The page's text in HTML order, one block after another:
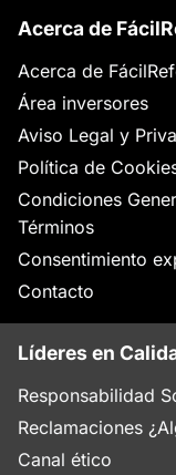
Acerca de
Acerca de
Área inversores
Aviso Legal y
Política de
Condiciones
Términos
Consentimiento
Contacto
Líderes en
Responsabilidad
Reclamaciones
Canal ético